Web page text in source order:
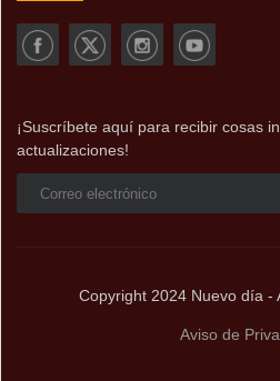
¡Suscríbete aquí para recibir cosas
actualizaciones!
Copyright 2024 Nuevo día -
Aviso de